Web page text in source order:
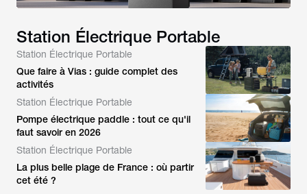
Station Électrique Portable
Station Électrique Portable
Que faire à Vias : guide complet des
activités
Station Électrique Portable
Pompe électrique paddle : tout ce qu'il
faut savoir en 2026
Station Électrique Portable
La plus belle plage de France : où partir
cet été ?